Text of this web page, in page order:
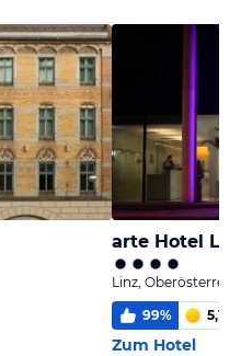
arte Hotel
Linz,
99% 5,1
Zum Hotel